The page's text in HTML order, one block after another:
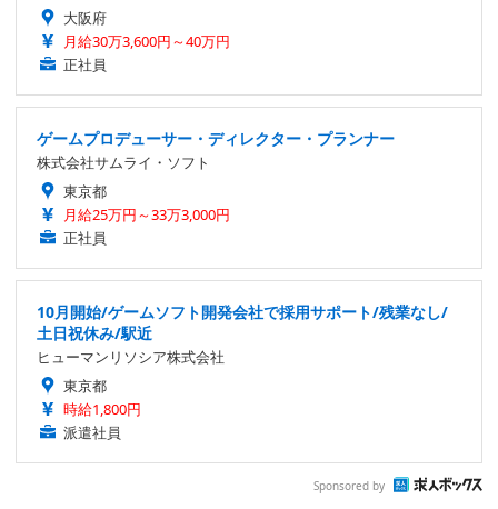
大阪府
月給30万3,600円～40万円
正社員
ゲームプロデューサー・ディレクター・プランナー
株式会社サムライ・ソフト
東京都
月給25万円～33万3,000円
正社員
10月開始/ゲームソフト開発会社で採用サポート/残業なし/
土日祝休み/駅近
ヒューマンリソシア株式会社
東京都
時給1,800円
派遣社員
Sponsored by